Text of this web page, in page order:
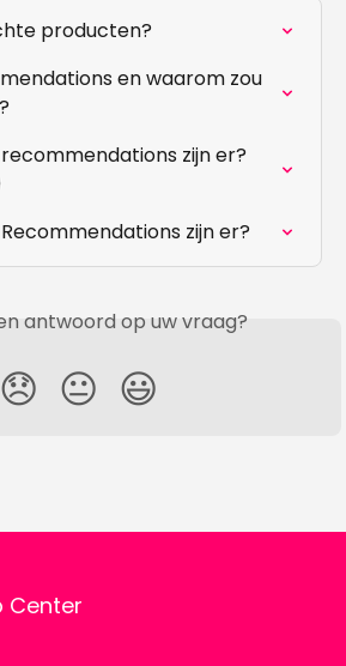
producten?
en waarom zou
zijn er?
zijn er?
antwoord op uw vraag?
😞 😐 😃
Center